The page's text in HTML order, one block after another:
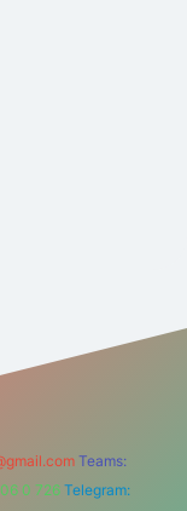
Teams:
0 726 Telegram: